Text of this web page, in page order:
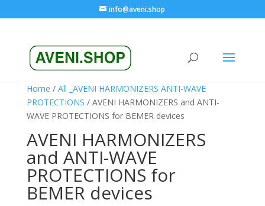
info@aveni.shop
Home / All _AVENI HARMONIZERS ANTI-WAVE
PROTECTIONS / AVENI HARMONIZERS and ANTI-
WAVE PROTECTIONS for BEMER devices
AVENI HARMONIZERS
and ANTI-WAVE
PROTECTIONS for
BEMER devices